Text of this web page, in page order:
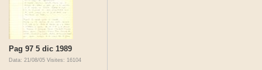
Pag 97 5 dic 1989
Data: 21/08/05 Visites: 16104